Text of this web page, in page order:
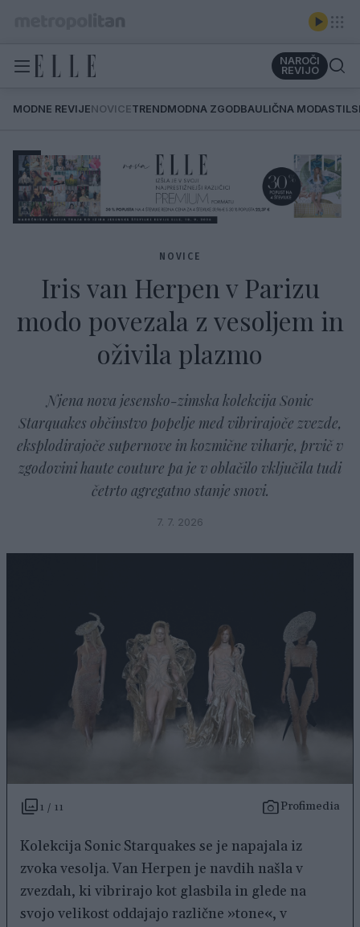
NAROČI
REVIJO
MODNE REVIJENOVICETRENDMODNA ZGODBAULIČNA MODA
NOVICE
Iris van Herpen v Parizu
modo povezala z vesoljem in
oživila plazmo
Njena nova jesensko-zimska kolekcija Sonic
Starquakes občinstvo popelje med vibrirajoče zvezde,
eksplodirajoče supernove in kozmične viharje, prvič v
zgodovini haute couture pa je v oblačilo vključila tudi
četrto agregatno stanje snovi.
7. 7. 2026
1 / 11 Profimedia
Kolekcija Sonic Starquakes se je napajala iz
zvoka vesolja. Van Herpen je navdih našla v
zvezdah, ki vibrirajo kot glasbila in glede na
svojo velikost oddajajo različne »tone«, v